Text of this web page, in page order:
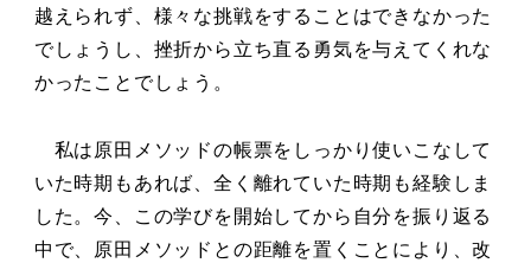
越えられず、様々な挑戦をすることはできなかった
でしょうし、挫折から立ち直る勇気を与えてくれな
かったことでしょう。
私は原田メソッドの帳票をしっかり使いこなして
いた時期もあれば、全く離れていた時期も経験しま
した。今、この学びを開始してから自分を振り返る
中で、原田メソッドとの距離を置くことにより、改